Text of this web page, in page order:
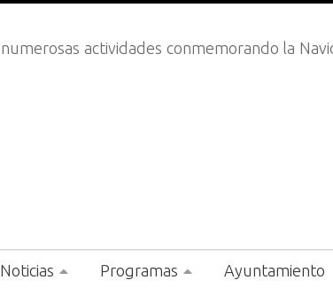
actividades conmemorando la
Noticias Programas Ayuntamiento